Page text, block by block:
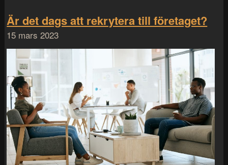
Är det dags att rekrytera till företaget?
15 mars 2023